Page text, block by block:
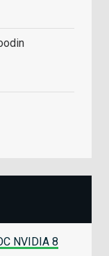
NVIDIA 8